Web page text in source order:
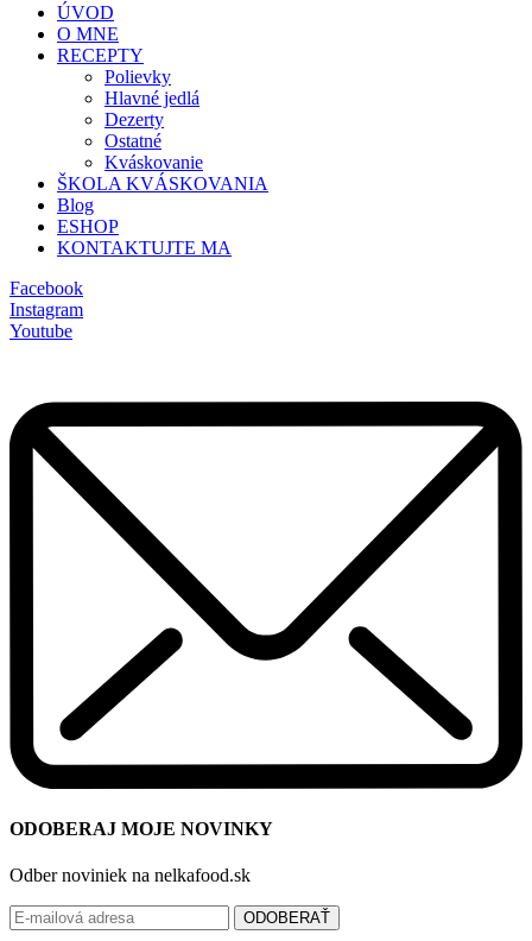
ÚVOD
O MNE
RECEPTY
Polievky
Hlavné jedlá
Dezerty
Ostatné
Kváskovanie
ŠKOLA KVÁSKOVANIA
Blog
ESHOP
KONTAKTUJTE MA
Facebook
Instagram
Youtube
ODOBERAJ MOJE NOVINKY
Odber noviniek na nelkafood.sk
ODOBERAŤ